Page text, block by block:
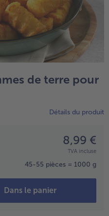
Vegan
plats au choix
de terre pour
Détails du produit
8,99 €
TVA incluse
45-55 pièces = 1000 g
Dans le panier